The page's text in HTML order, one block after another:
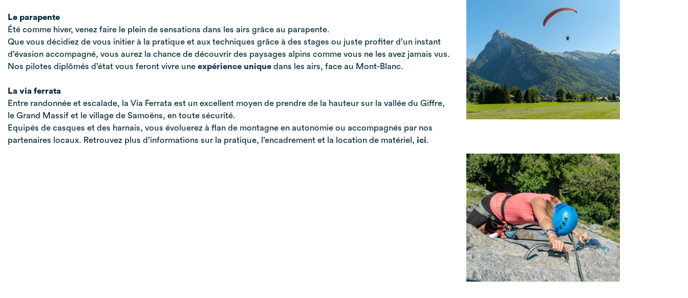
Le parapente
Été comme hiver, venez faire le plein de sensations dans les airs grâce au parapente.
Que vous décidiez de vous initier à la pratique et aux techniques grâce à des stages ou juste profiter d’un instant
d’évasion accompagné, vous aurez la chance de découvrir des paysages alpins comme vous ne les avez jamais vus.
Nos pilotes diplômés d’état vous feront vivre une expérience unique dans les airs, face au Mont-Blanc.
La via ferrata
Entre randonnée et escalade, la Via Ferrata est un excellent moyen de prendre de la hauteur sur la vallée du Giffre,
le Grand Massif et le village de Samoëns, en toute sécurité.
Equipés de casques et des harnais, vous évoluerez à flan de montagne en autonomie ou accompagnés par nos
partenaires locaux. Retrouvez plus d’informations sur la pratique, l’encadrement et la location de matériel, ici.